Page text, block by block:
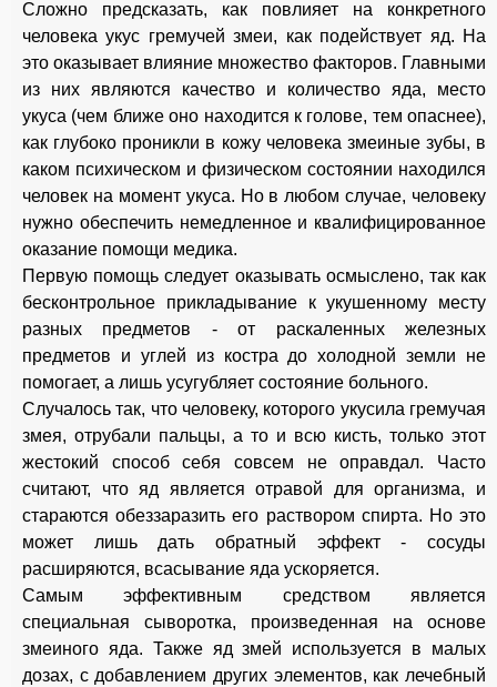
Сложно предсказать, как повлияет на конкретного
человека укус гремучей змеи, как подействует яд. На
это оказывает влияние множество факторов. Главными
из них являются качество и количество яда, место
укуса (чем ближе оно находится к голове, тем опаснее),
как глубоко проникли в кожу человека змеиные зубы, в
каком психическом и физическом состоянии находился
человек на момент укуса. Но в любом случае, человеку
нужно обеспечить немедленное и квалифицированное
оказание помощи медика.
Первую помощь следует оказывать осмыслено, так как
бесконтрольное прикладывание к укушенному месту
разных предметов - от раскаленных железных
предметов и углей из костра до холодной земли не
помогает, а лишь усугубляет состояние больного.
Случалось так, что человеку, которого укусила гремучая
змея, отрубали пальцы, а то и всю кисть, только этот
жестокий способ себя совсем не оправдал. Часто
считают, что яд является отравой для организма, и
стараются обеззаразить его раствором спирта. Но это
может лишь дать обратный эффект - сосуды
расширяются, всасывание яда ускоряется.
Самым эффективным средством является
специальная сыворотка, произведенная на основе
змеиного яда. Также яд змей используется в малых
дозах, с добавлением других элементов, как лечебный